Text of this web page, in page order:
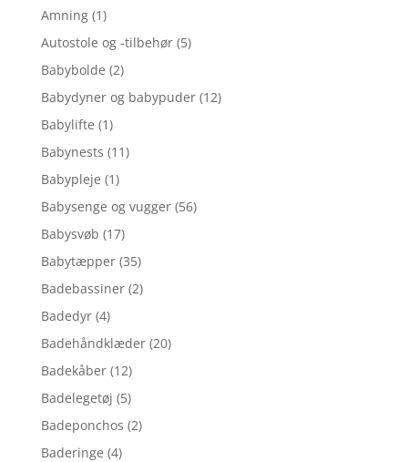
Amning (1)
Autostole og -tilbehør (5)
Babybolde (2)
Babydyner og babypuder (12)
Babylifte (1)
Babynests (11)
Babypleje (1)
Babysenge og vugger (56)
Babysvøb (17)
Babytæpper (35)
Badebassiner (2)
Badedyr (4)
Badehåndklæder (20)
Badekåber (12)
Badelegetøj (5)
Badeponchos (2)
Baderinge (4)